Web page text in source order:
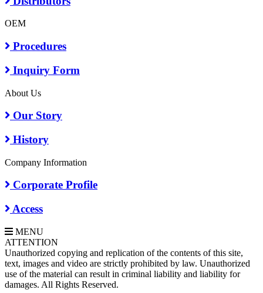
OEM
Procedures
Inquiry Form
About Us
Our Story
History
Company Information
Corporate Profile
Access
MENU
ATTENTION
Unauthorized copying and replication of the contents of this site,
text, images and video are strictly prohibited by law. Unauthorized
use of the material can result in criminal liability and liability for
damages. All Rights Reserved.